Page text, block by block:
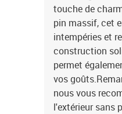
touche de
pin massif, cet
intempéries et
construction
permet
vos
nous vous
l'extérieur sans